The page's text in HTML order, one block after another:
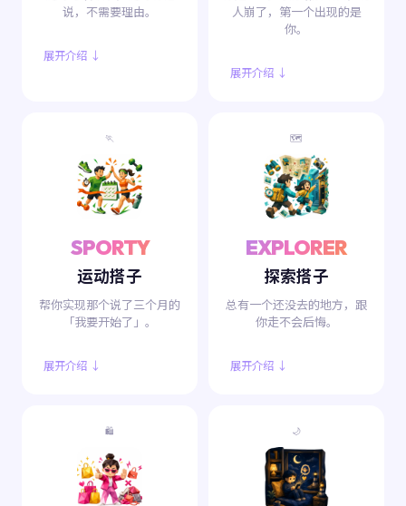
说，不需要理由。
展开介绍 ↓
人崩了，第一个出现的是
你。
展开介绍 ↓
🏃
SPORTY
运动搭子
帮你实现那个说了三个月的
「我要开始了」。
展开介绍 ↓
🗺️
EXPLORER
探索搭子
总有一个还没去的地方，跟
你走不会后悔。
展开介绍 ↓
🛍️ 🌙